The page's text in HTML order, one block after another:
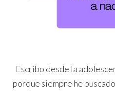
Escribo desde la
porque siempre he